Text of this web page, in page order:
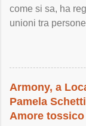
come si sa, ha
unioni tra
Armony, a
Pamela
Amore tossico